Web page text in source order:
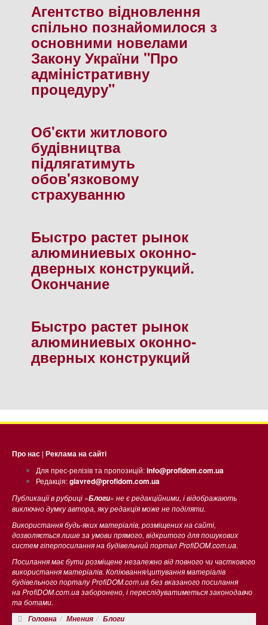
Агентство вiдновлення
спiльно познайомилося з
основними новелами
Закону України "Про
адмiнiстративну
процедуру"
Об'єкти житлового
будiвництва
пiдлягатимуть
обов'язковому
страхуванню
Быстро растет рынок
алюминиевых оконно-
дверных конструкций.
Окончание
Быстро растет рынок
алюминиевых оконно-
дверных конструкций
Про нас | Реклама на сайті
Для прес-релізів та пропозицій:info@profidom.com.ua
Редакція:glavred@profidom.com.ua
Публикації в рубриці «Блоги» не є редакційними, і відображають
виключно думку автора, яку редакція може не поділяти.
Використання будь-яких матеріалів, розміщених на сайті,
дозволяється лише за умови прямого, відкритого для пошукових
систем гіперпосилання на будівельний портал ProfiDOM.com.ua.
Посилання має бути розміщене незалежно від повного чи часткового
використання матеріалів. Копіювання/цитування матеріалів
будівельного порталу ProfiDOM.com.ua без вказаного посилання
на ProfiDOM.com.ua заборонено, і переслідуватиметься законодавчо
та ботами.
Головна
Мнения
Блоги